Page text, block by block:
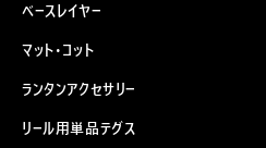
ベースレイヤー
マット・コット
ランタンアクセサリー
リール用単品テグス